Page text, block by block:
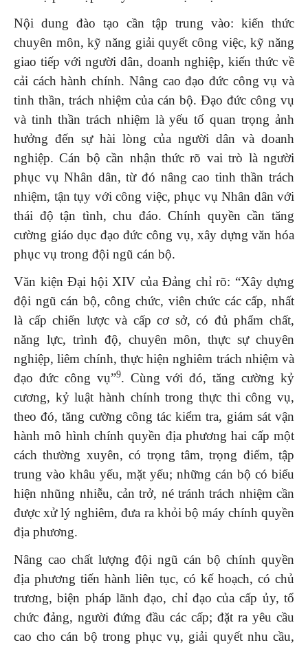
Nội dung đào tạo cần tập trung vào: kiến thức
chuyên môn, kỹ năng giải quyết công việc, kỹ năng
giao tiếp với người dân, doanh nghiệp, kiến thức về
cải cách hành chính. Nâng cao đạo đức công vụ và
tinh thần, trách nhiệm của cán bộ. Đạo đức công vụ
và tinh thần trách nhiệm là yếu tố quan trọng ảnh
hưởng đến sự hài lòng của người dân và doanh
nghiệp. Cán bộ cần nhận thức rõ vai trò là người
phục vụ Nhân dân, từ đó nâng cao tinh thần trách
nhiệm, tận tụy với công việc, phục vụ Nhân dân với
thái độ tận tình, chu đáo. Chính quyền cần tăng
cường giáo dục đạo đức công vụ, xây dựng văn hóa
phục vụ trong đội ngũ cán bộ.
Văn kiện Đại hội XIV của Đảng chỉ rõ: “Xây dựng
đội ngũ cán bộ, công chức, viên chức các cấp, nhất
là cấp chiến lược và cấp cơ sở, có đủ phẩm chất,
năng lực, trình độ, chuyên môn, thực sự chuyên
nghiệp, liêm chính, thực hiện nghiêm trách nhiệm và
đạo đức công vụ”9. Cùng với đó, tăng cường kỷ
cương, kỷ luật hành chính trong thực thi công vụ,
theo đó, tăng cường công tác kiểm tra, giám sát vận
hành mô hình chính quyền địa phương hai cấp một
cách thường xuyên, có trọng tâm, trọng điểm, tập
trung vào khâu yếu, mặt yếu; những cán bộ có biểu
hiện nhũng nhiễu, cản trở, né tránh trách nhiệm cần
được xử lý nghiêm, đưa ra khỏi bộ máy chính quyền
địa phương.
Nâng cao chất lượng đội ngũ cán bộ chính quyền
địa phương tiến hành liên tục, có kế hoạch, có chủ
trương, biện pháp lãnh đạo, chỉ đạo của cấp ủy, tổ
chức đảng, người đứng đầu các cấp; đặt ra yêu cầu
cao cho cán bộ trong phục vụ, giải quyết nhu cầu,